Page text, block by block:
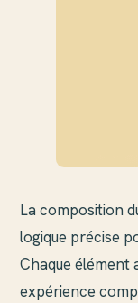
La composition
logique précise
Chaque élément
expérience